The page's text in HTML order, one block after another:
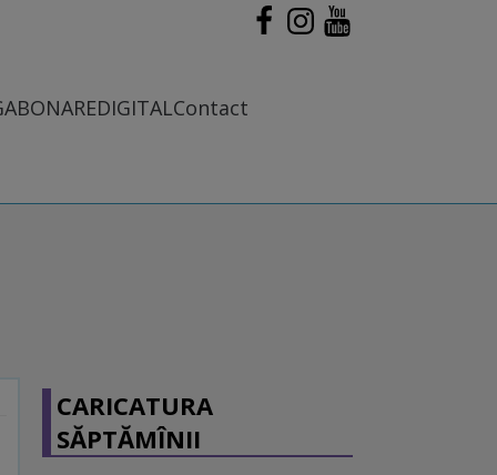
ABONAREDIGITALContact
CARICATURA
SĂPTĂMÎNII